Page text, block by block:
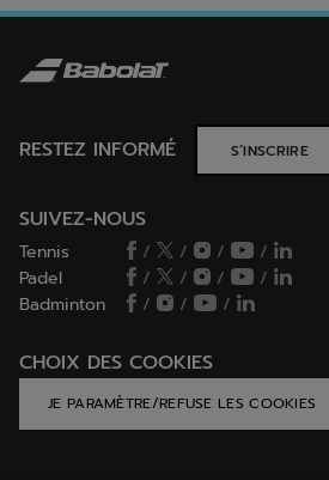
RESTEZ INFORMÉ S’INSCRIRE
SUIVEZ-NOUS
Tennis / / /
/
Padel
/ / /
/
Badminton
/ / /
CHOIX DES COOKIES
JE PARAMÈTRE/REFUSE LES COOKIES